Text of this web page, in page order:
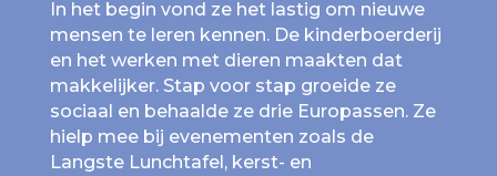
In het begin vond ze het lastig om nieuwe
mensen te leren kennen. De kinderboerderij
en het werken met dieren maakten dat
makkelijker. Stap voor stap groeide ze
sociaal en behaalde ze drie Europassen. Ze
hielp mee bij evenementen zoals de
Langste Lunchtafel, kerst- en